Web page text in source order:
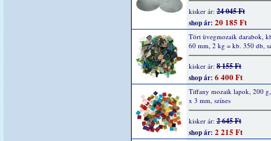
kisker ár: 24 045 Ft
shop ár: 20 185 Ft
Tört üvegmozaik darabok,
60 mm, 2 kg = kb. 350 db,
kisker ár: 8 155 Ft
shop ár: 6 400 Ft
Tiffany mozaik lapok, 200
x 3 mm, színes
kisker ár: 2 645 Ft
shop ár: 2 215 Ft